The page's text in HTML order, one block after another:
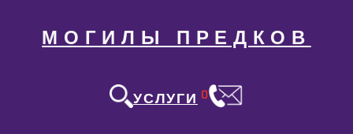
МОГИЛЫ ПРЕДКОВ
УСЛУГИ 0